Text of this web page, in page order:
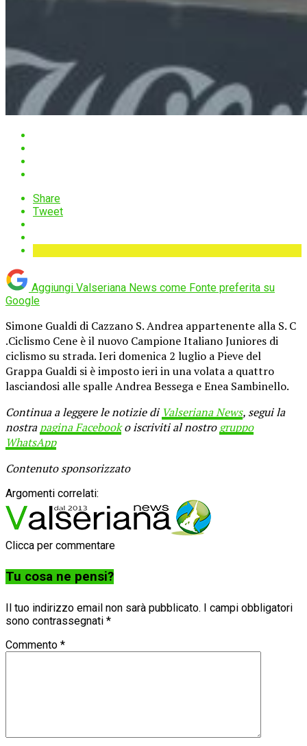
Share
Tweet
Aggiungi Valseriana News come Fonte preferita su
Google
Simone Gualdi di Cazzano S. Andrea appartenente alla S. C
.Ciclismo Cene è il nuovo Campione Italiano Juniores di
ciclismo su strada. Ieri domenica 2 luglio a Pieve del
Grappa Gualdi si è imposto ieri in una volata a quattro
lasciandosi alle spalleAndrea Bessega e Enea Sambinello.
Continua a leggere le notizie di Valseriana News, segui la
nostrapagina Facebooko iscriviti al nostrogruppo
WhatsApp
Contenuto sponsorizzato
Argomenti correlati:
Clicca per commentare
Tu cosa ne pensi?
Il tuo indirizzo email non sarà pubblicato. I campi obbligatori
sono contrassegnati *
Commento *